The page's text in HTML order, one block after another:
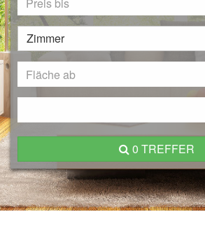
Zimmer
0 TREFFER